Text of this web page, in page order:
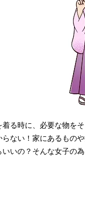
着る時に、必要な物を
らない！家にあるもの
いいの？そんな女子の